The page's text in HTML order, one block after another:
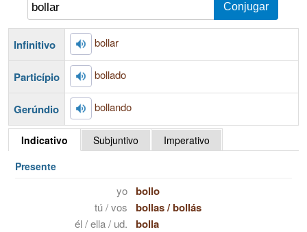
Infinitivo bollar
Particípio bollado
Gerúndio bollando
Indicativo Subjuntivo
Imperativo
Presente
yo bollo
tú / vos bollas/bollás
él / ella / ud. bolla